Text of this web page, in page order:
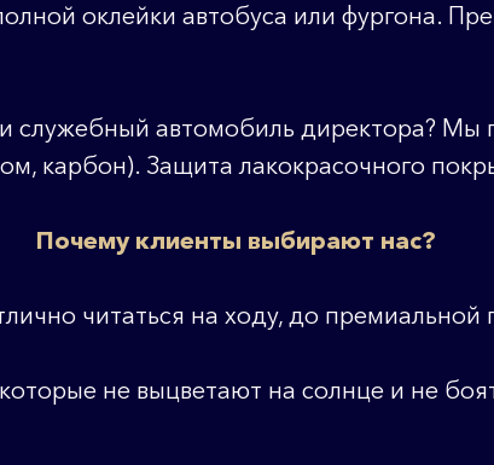
оклейки автобуса или фургона.
служебный автомобиль директора?
карбон). Защита лакокрасочного
Почему клиенты выбирают нас?
читаться на ходу, до
не выцветают на солнце и не